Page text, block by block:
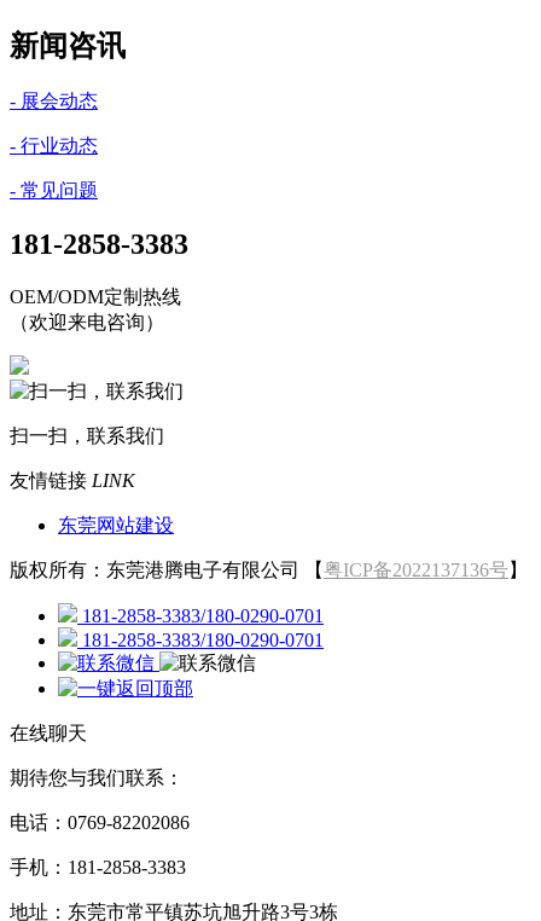
新闻咨讯
- 展会动态
- 行业动态
- 常见问题
181-2858-3383
OEM/ODM定制热线
（欢迎来电咨询）
扫一扫，联系我们
友情链接 LINK
东莞网站建设
版权所有：东莞港腾电子有限公司 【粤ICP备2022137136号】
181-2858-3383/180-0290-0701
181-2858-3383/180-0290-0701
在线聊天
期待您与我们联系：
电话：0769-82202086
手机：181-2858-3383
地址：东莞市常平镇苏坑旭升路3号3栋